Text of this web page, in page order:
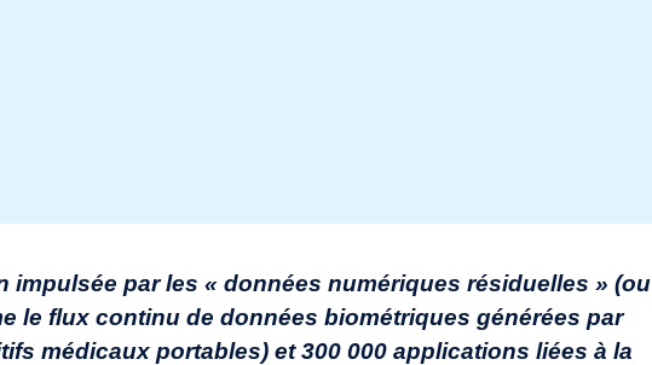
impulsée par les « données numériques résiduelles » (ou
le flux continu de données biométriques générées par
médicaux portables) et 300 000 applications liées à la